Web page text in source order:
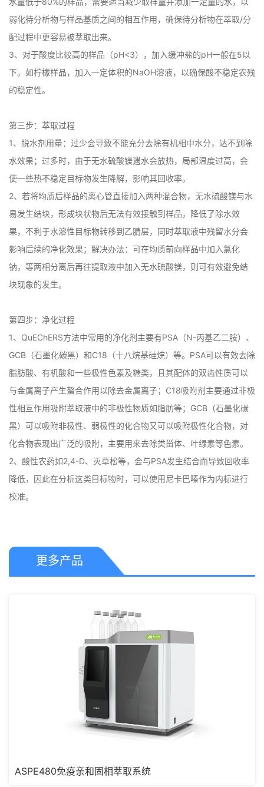
弱化待分析物与样品基质之间的相互作用，确保待分析物在萃取/分
配过程中更容易被萃取出来。
3、对于酸度比较高的样品（pH<3），加入缓冲盐的pH一般在5以
下。如柠檬样品，加入一定体积的NaOH溶液，以确保酸不稳定农残
的稳定性。
第三步：萃取过程
1、脱水剂用量：过少会导致不能充分去除有机相中水分，达不到除
水效果；过多时，由于无水硫酸镁遇水会放热，局部温度过高，会
使一些热不稳定目标物发生降解，影响其回收率。
2、若将均质后样品的离心管直接加入两种混合物，无水硫酸镁与水
易发生结块，形成块状物后无法有效接触到样品，降低了除水效
果，不利于水溶性目标物转移到乙腈层，同时萃取液中残留水分会
影响后续的净化效果；解决办法：可在均质前向样品中加入氯化
钠，等两相分离后再往提取液中加入无水硫酸镁，则可有效避免结
块现象的发生。
第四步：净化过程
1、QuEChERS方法中常用的净化剂主要有PSA（N-丙基乙二胺）、
GCB（石墨化碳黑）和C18（十八烷基硅烷）等。PSA可以有效去除
脂肪酸、有机酸和一些极性色素及糖类，且其配体的双齿性质可以
与金属离子产生螯合作用以除去金属离子；C18吸附剂主要通过非极
性相互作用吸附萃取液中的非极性物质如脂肪等；GCB（石墨化碳
黑）可以吸附非极性、弱极性的化合物又可以吸附极性化合物，对
化合物表现出广泛的吸附，主要用来去除类甾体、叶绿素等色素。
2、酸性农药如2,4-D、灭草松等，会与PSA发生结合而导致回收率
降低，因此在分析这类目标物时，可以使用尼卡巴嗪作为内标进行
校准。
更多产品
ASPE480免疫亲和固相萃取系统